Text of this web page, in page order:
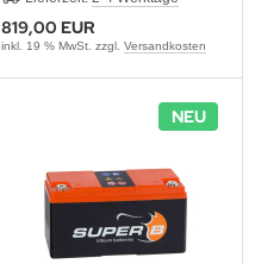
819,00 EUR
inkl. 19 % MwSt. zzgl. Versandkosten
NEU